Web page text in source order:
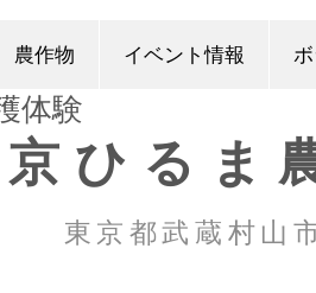
農作物 イベント情報
体験
ひるま
東京都武蔵村山